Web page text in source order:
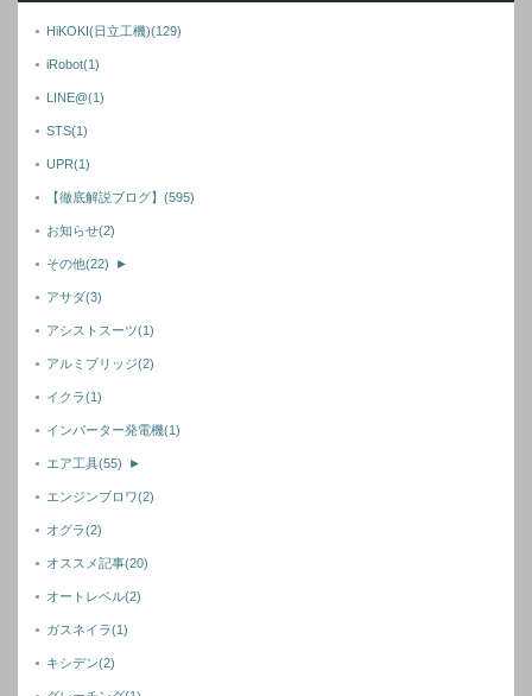
HiKOKI(日立工機)(129)
iRobot(1)
LINE@(1)
STS(1)
UPR(1)
【徹底解説ブログ】 (595)
お知らせ(2)
その他(22) ►
アサダ(3)
アシストスーツ(1)
アルミブリッジ(2)
イクラ(1)
インバーター発電機(1)
エア工具(55) ►
エンジンブロワ(2)
オグラ(2)
オススメ記事(20)
オートレベル(2)
ガスネイラ(1)
キシデン(2)